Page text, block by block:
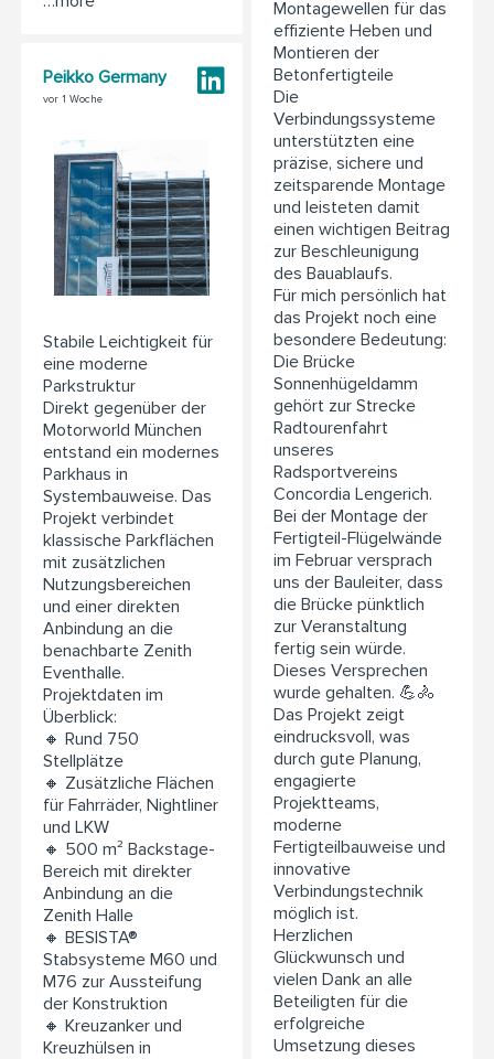
Peikko Germany
vor 1 Woche
Stabile Leichtigkeit für
eine moderne
Parkstruktur
Direkt gegenüber der
Motorworld München
entstand ein modernes
Parkhaus in
Systembauweise. Das
Projekt verbindet
klassische Parkflächen
mit zusätzlichen
Nutzungsbereichen
und einer direkten
Anbindung an die
benachbarte Zenith
Eventhalle.
Projektdaten im
Überblick:
🔸 Rund 750
Stellplätze
🔸 Zusätzliche Flächen
für Fahrräder, Nightliner
und LKW
🔸 500 m² Backstage-
Bereich mit direkter
Anbindung an die
Zenith Halle
🔸 BESISTA®
Stabsysteme M60 und
M76 zur Aussteifung
der Konstruktion
🔸 Kreuzanker und
Kreuzhülsen in
Montagewellen für das
effiziente Heben und
Montieren der
Betonfertigteile
Die
Verbindungssysteme
unterstützten eine
präzise, sichere und
zeitsparende Montage
und leisteten damit
einen wichtigen Beitrag
zur Beschleunigung
des Bauablaufs.
Für mich persönlich hat
das Projekt noch eine
besondere Bedeutung:
Die Brücke
Sonnenhügeldamm
gehört zur Strecke
Radtourenfahrt
unseres
Radsportvereins
Concordia Lengerich.
Bei der Montage der
Fertigteil-Flügelwände
im Februar versprach
uns der Bauleiter, dass
die Brücke pünktlich
zur Veranstaltung
fertig sein würde.
Dieses Versprechen
wurde gehalten. 💪🚴
Das Projekt zeigt
eindrucksvoll, was
durch gute Planung,
engagierte
Projektteams,
moderne
Fertigteilbauweise und
innovative
Verbindungstechnik
möglich ist.
Herzlichen
Glückwunsch und
vielen Dank an alle
Beteiligten für die
erfolgreiche
Umsetzung dieses